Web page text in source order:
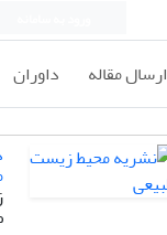
ارسال مقاله داوران